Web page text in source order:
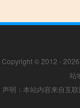
Copyright © 2012 - 2026
站
声明：本站内容来自互